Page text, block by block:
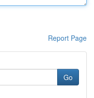
Report Page
Go